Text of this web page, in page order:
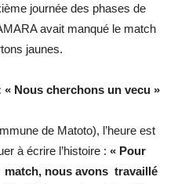
journée des phases de
avait manqué le match
jaunes.
Nous cherchons un vecu »
de Matoto), l’heure est
à écrire l’histoire : « Pour
nous avons travaillé